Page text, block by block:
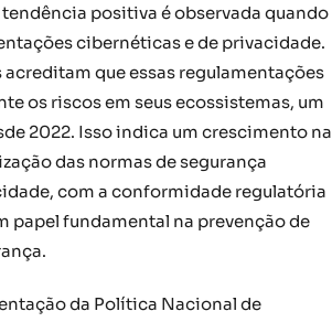
positiva é observada quando
cibernéticas e de privacidade.
acreditam que essas regulamentações
os riscos em seus ecossistemas, um
2022. Isso indica um crescimento na
das normas de segurança
com a conformidade regulatória
papel fundamental na prevenção de
da Política Nacional de